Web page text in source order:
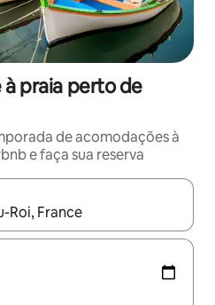
praia perto de
de acomodações à
e faça sua reserva
disponíveis, explore-os